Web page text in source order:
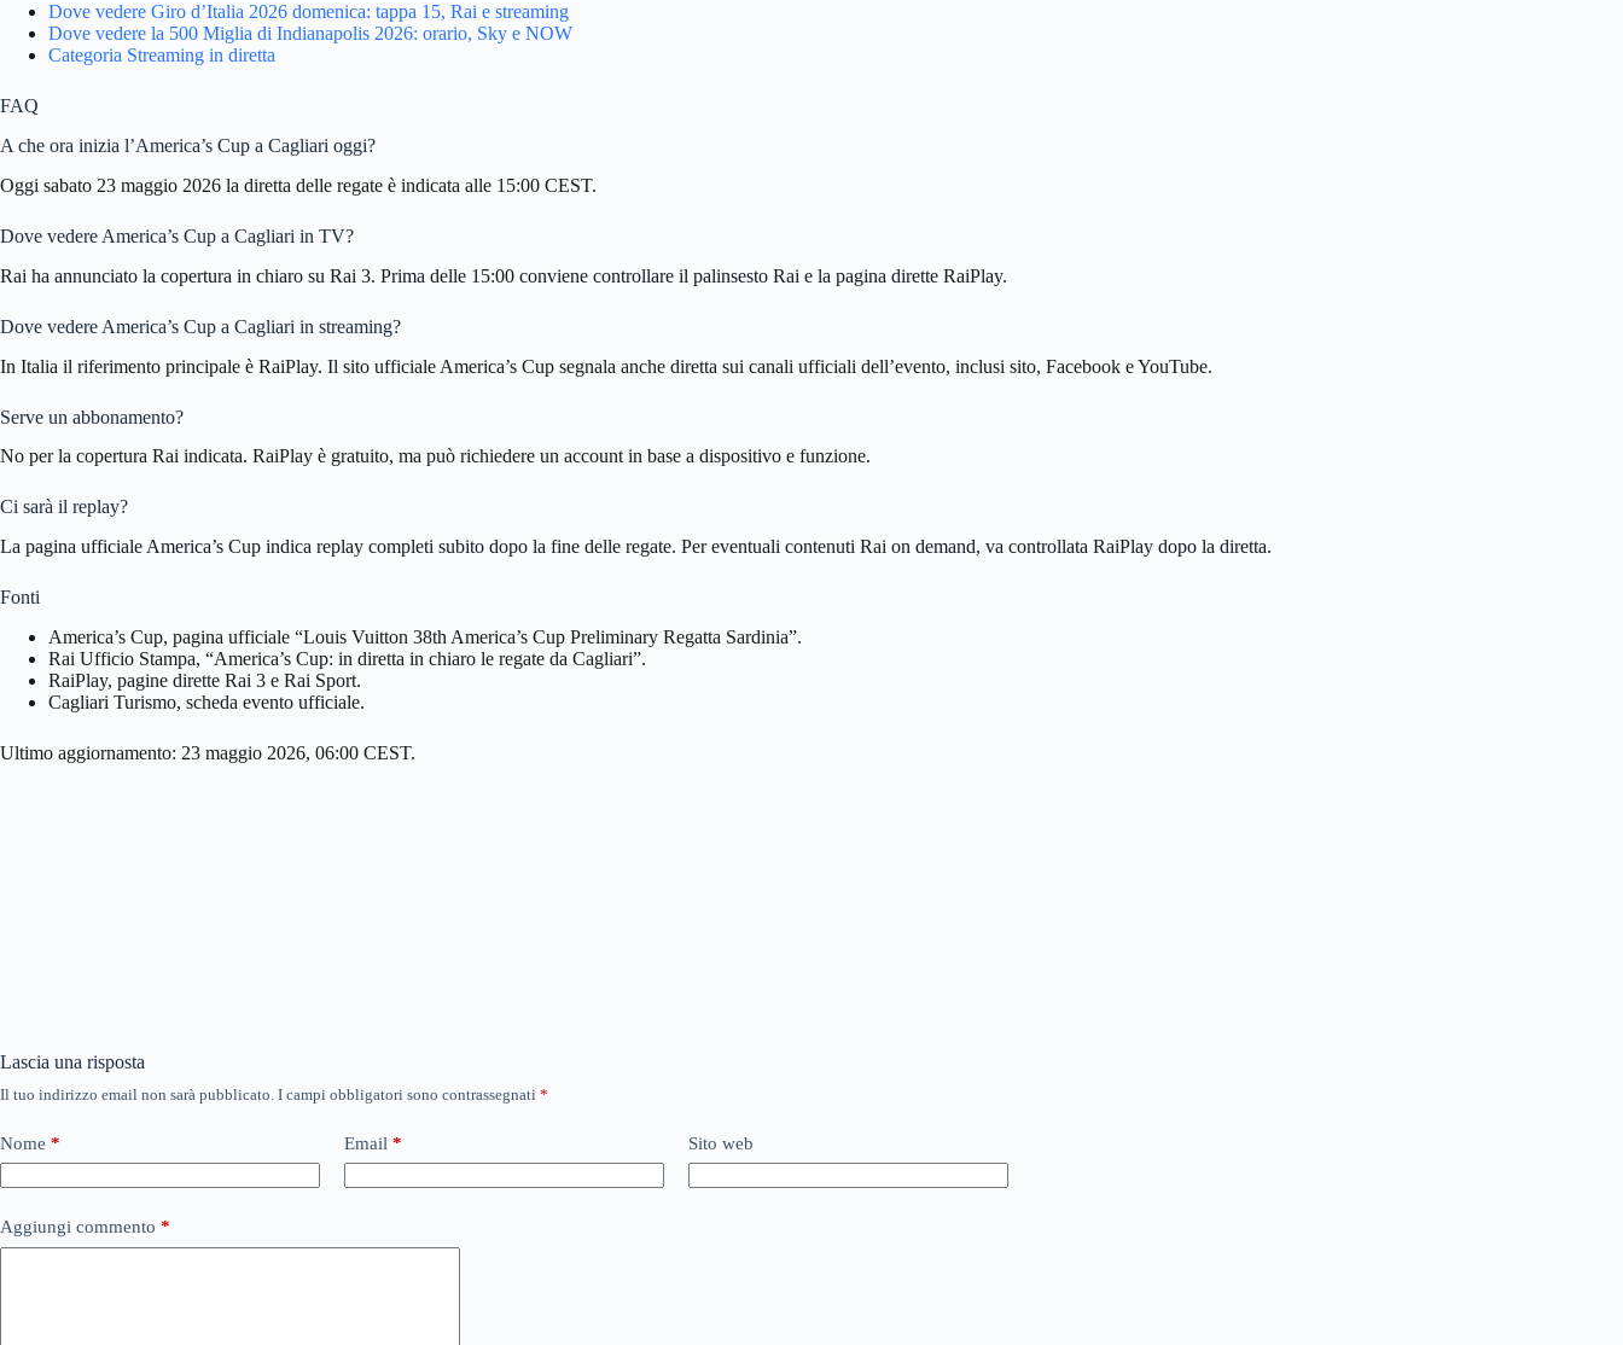
Dove vedere Giro d’Italia 2026 domenica: tappa 15, Rai e streaming
Dove vedere la 500 Miglia di Indianapolis 2026: orario, Sky e NOW
Categoria Streaming in diretta
FAQ
A che ora inizia l’America’s Cup a Cagliari oggi?
Oggi sabato 23 maggio 2026 la diretta delle regate è indicata alle 15:00 CEST.
Dove vedere America’s Cup a Cagliari in TV?
Rai ha annunciato la copertura in chiaro su Rai 3. Prima delle 15:00 conviene controllare il palinsesto Rai e la pagina dirette RaiPlay.
Dove vedere America’s Cup a Cagliari in streaming?
In Italia il riferimento principale è RaiPlay. Il sito ufficiale America’s Cup segnala anche diretta sui canali ufficiali dell’evento, inclusi sito, Facebook e YouTube.
Serve un abbonamento?
No per la copertura Rai indicata. RaiPlay è gratuito, ma può richiedere un account in base a dispositivo e funzione.
Ci sarà il replay?
La pagina ufficiale America’s Cup indica replay completi subito dopo la fine delle regate. Per eventuali contenuti Rai on demand, va controllata RaiPlay dopo la diretta.
Fonti
America’s Cup, pagina ufficiale “Louis Vuitton 38th America’s Cup Preliminary Regatta Sardinia”.
Rai Ufficio Stampa, “America’s Cup: in diretta in chiaro le regate da Cagliari”.
RaiPlay, pagine dirette Rai 3 e Rai Sport.
Cagliari Turismo, scheda evento ufficiale.
Ultimo aggiornamento: 23 maggio 2026, 06:00 CEST.
Lascia una risposta
Il tuo indirizzo email non sarà pubblicato. I campi obbligatori sono contrassegnati *
Nome * Email * Sito web
Aggiungi commento *